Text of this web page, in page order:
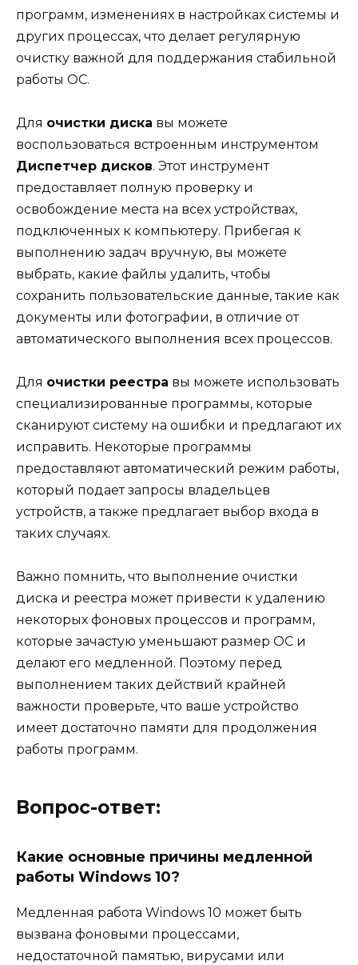
программ, изменениях в настройках системы и
других процессах, что делает регулярную
очистку важной для поддержания стабильной
работы ОС.
Для очистки диска вы можете
воспользоваться встроенным инструментом
Диспетчер дисков. Этот инструмент
предоставляет полную проверку и
освобождение места на всех устройствах,
подключенных к компьютеру. Прибегая к
выполнению задач вручную, вы можете
выбрать, какие файлы удалить, чтобы
сохранить пользовательские данные, такие как
документы или фотографии, в отличие от
автоматического выполнения всех процессов.
Для очистки реестра вы можете использовать
специализированные программы, которые
сканируют систему на ошибки и предлагают их
исправить. Некоторые программы
предоставляют автоматический режим работы,
который подает запросы владельцев
устройств, а также предлагает выбор входа в
таких случаях.
Важно помнить, что выполнение очистки
диска и реестра может привести к удалению
некоторых фоновых процессов и программ,
которые зачастую уменьшают размер ОС и
делают его медленной. Поэтому перед
выполнением таких действий крайней
важности проверьте, что ваше устройство
имеет достаточно памяти для продолжения
работы программ.
Вопрос-ответ:
Какие основные причины медленной
работы Windows 10?
Медленная работа Windows 10 может быть
вызвана фоновыми процессами,
недостаточной памятью, вирусами или